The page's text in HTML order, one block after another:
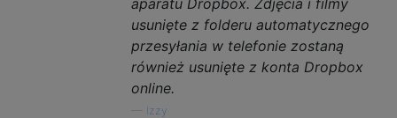
usunięte z folderu automatycznego
przesyłania w telefonie zostaną
również usunięte z konta Dropbox
online.
Izzy